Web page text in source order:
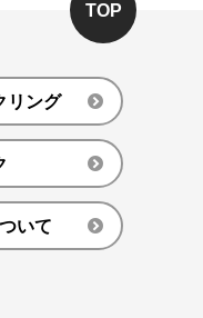
リング
いて
TOP